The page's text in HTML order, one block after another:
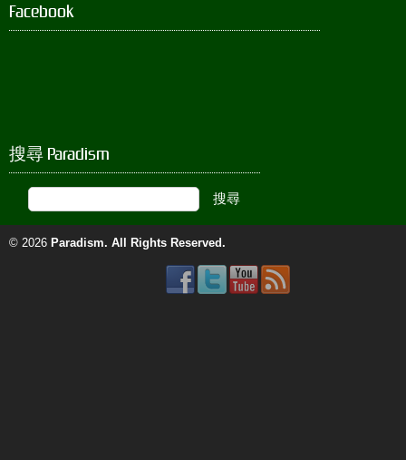
Facebook
搜尋 Paradism
© 2026 Paradism. All Rights Reserved.